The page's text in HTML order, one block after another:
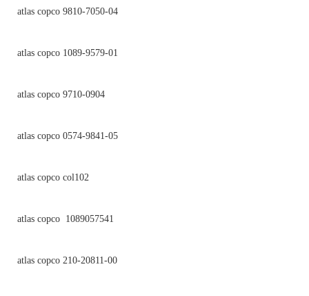
atlas copco 9810-7050-04
atlas copco 1089-9579-01
atlas copco 9710-0904
atlas copco 0574-9841-05
atlas copco col102
atlas copco 1089057541
atlas copco 210-20811-00